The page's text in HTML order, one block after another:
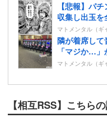
【悲報】パ
収集し出玉
ンピューター
マトメンタル（ギ
隣が着席して
「マジか…
マトメンタル（ギ
【相互RSS】こちら